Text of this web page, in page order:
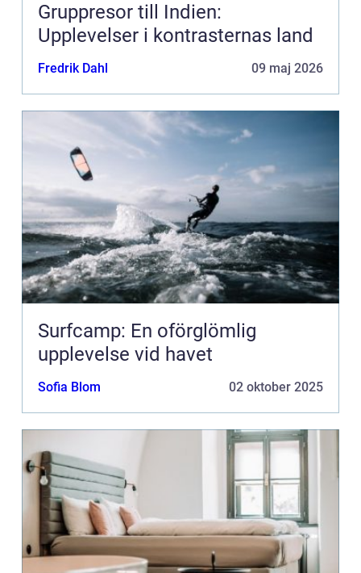
Gruppresor till Indien:
Upplevelser i kontrasternas land
Fredrik Dahl 09 maj 2026
Surfcamp: En oförglömlig
upplevelse vid havet
Sofia Blom 02 oktober 2025